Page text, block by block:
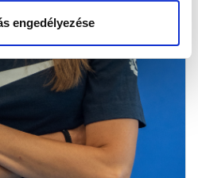
engedélyezése